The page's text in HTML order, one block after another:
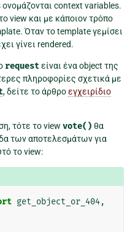
context variables.
view και με κάποιον τρόπο
Όταν το template γεμίσει
γίνει rendered.
requestείναι ένα object της
πληροφορίες σχετικά με
, δείτε το άρθροεγχειρίδιο
τότε το view vote() θα
των αποτελεσμάτων για
το view:
get_object_or_404,